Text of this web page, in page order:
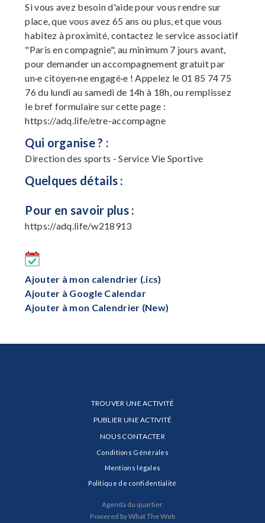
Si vous avez besoin d'aide pour vous rendre sur
place, que vous avez 65 ans ou plus, et que vous
habitez à proximité, contactez le service associatif
"Paris en compagnie", au minimum 7 jours avant,
pour demander un accompagnement gratuit par
un·e citoyen·ne engagé·e ! Appelez le 01 85 74 75
76 du lundi au samedi de 14h à 18h, ou remplissez
le bref formulaire sur cette page :
https://adq.life/etre-accompagne
Qui organise ? :
Direction des sports - Service Vie Sportive
Quelques détails :
Pour en savoir plus :
https://adq.life/w218913
Ajouter à mon calendrier (.ics)
Ajouter à Google Calendar
Ajouter à mon Calendrier (New)
TROUVER UNE ACTIVITÉ
PUBLIER UNE ACTIVITÉ
NOUS CONTACTER
Conditions Générales
Mentions légales
Politique de confidentialité
Agenda du quartier.
Powered by What The Web